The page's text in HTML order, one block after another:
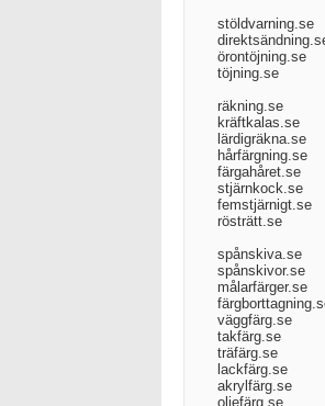
stöldvarning.se
örontöjning.se
töjning.se
räkning.se
kräftkalas.se
lärdigräkna.se
hårfärgning.se
färgahåret.se
stjärnkock.se
femstjärnigt.se
rösträtt.se
spånskiva.se
spånskivor.se
målarfärger.se
väggfärg.se
takfärg.se
träfärg.se
lackfärg.se
akrylfärg.se
oljefärg.se